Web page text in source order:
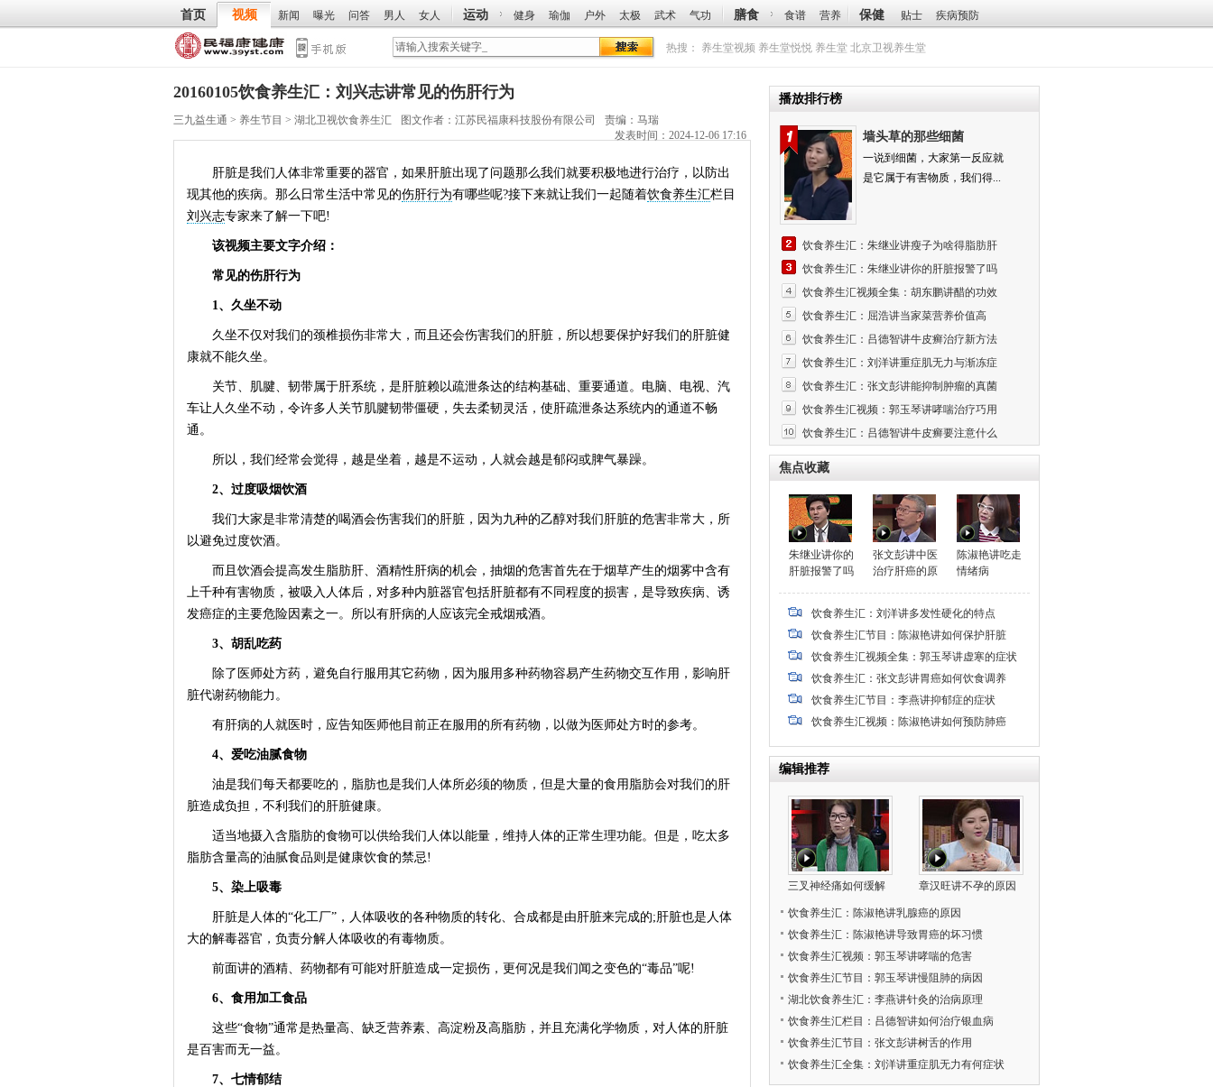
首页 视频 新闻 曝光 问答 男人 女人 运动 健身 瑜伽 户外 太极 武术 气功 膳食 食谱 营养 保健 贴士 疾病预防
热搜： 养生堂视频 养生堂悦悦 养生堂 北京卫视养生堂
20160105饮食养生汇：刘兴志讲常见的伤肝行为
三九益生通 > 养生节目 > 湖北卫视饮食养生汇 图文作者： 江苏民福康科技股份有限公司
责编：马瑞
发表时间：2024-12-06 17:16
肝脏是我们人体非常重要的器官，如果肝脏出现了问题那么我们就要积极地进行治疗，以防出
现其他的疾病。那么日常生活中常见的伤肝行为有哪些呢?接下来就让我们一起随着饮食养生汇栏目
刘兴志专家来了解一下吧!
该视频主要文字介绍：
常见的伤肝行为
1、久坐不动
久坐不仅对我们的颈椎损伤非常大，而且还会伤害我们的肝脏，所以想要保护好我们的肝脏健
康就不能久坐。
关节、肌腱、韧带属于肝系统，是肝脏赖以疏泄条达的结构基础、重要通道。电脑、电视、汽
车让人久坐不动，令许多人关节肌腱韧带僵硬，失去柔韧灵活，使肝疏泄条达系统内的通道不畅
通。
所以，我们经常会觉得，越是坐着，越是不运动，人就会越是郁闷或脾气暴躁。
2、过度吸烟饮酒
我们大家是非常清楚的喝酒会伤害我们的肝脏，因为九种的乙醇对我们肝脏的危害非常大，所
以避免过度饮酒。
而且饮酒会提高发生脂肪肝、酒精性肝病的机会，抽烟的危害首先在于烟草产生的烟雾中含有
上千种有害物质，被吸入人体后，对多种内脏器官包括肝脏都有不同程度的损害，是导致疾病、诱
发癌症的主要危险因素之一。所以有肝病的人应该完全戒烟戒酒。
3、胡乱吃药
除了医师处方药，避免自行服用其它药物，因为服用多种药物容易产生药物交互作用，影响肝
脏代谢药物能力。
有肝病的人就医时，应告知医师他目前正在服用的所有药物，以做为医师处方时的参考。
4、爱吃油腻食物
油是我们每天都要吃的，脂肪也是我们人体所必须的物质，但是大量的食用脂肪会对我们的肝
脏造成负担，不利我们的肝脏健康。
适当地摄入含脂肪的食物可以供给我们人体以能量，维持人体的正常生理功能。但是，吃太多
脂肪含量高的油腻食品则是健康饮食的禁忌!
5、染上吸毒
肝脏是人体的“化工厂”，人体吸收的各种物质的转化、合成都是由肝脏来完成的;肝脏也是人体
大的解毒器官，负责分解人体吸收的有毒物质。
前面讲的酒精、药物都有可能对肝脏造成一定损伤，更何况是我们闻之变色的“毒品”呢!
6、食用加工食品
这些“食物”通常是热量高、缺乏营养素、高淀粉及高脂肪，并且充满化学物质，对人体的肝脏
是百害而无一益。
7、七情郁结
播放排行榜
墙头草的那些细菌
一说到细菌，大家第一反应就
是它属于有害物质，我们得...
饮食养生汇：朱继业讲瘦子为啥得脂肪肝
饮食养生汇：朱继业讲你的肝脏报警了吗
饮食养生汇视频全集：胡东鹏讲醋的功效
饮食养生汇：屈浩讲当家菜营养价值高
饮食养生汇：吕德智讲牛皮癣治疗新方法
饮食养生汇：刘洋讲重症肌无力与渐冻症
饮食养生汇：张文彭讲能抑制肿瘤的真菌
饮食养生汇视频：郭玉琴讲哮喘治疗巧用
药
饮食养生汇：吕德智讲牛皮癣要注意什么
焦点收藏
朱继业讲你的
肝脏报警了吗
张文彭讲中医
治疗肝癌的原
陈淑艳讲吃走
情绪病
饮食养生汇：刘洋讲多发性硬化的特点
饮食养生汇节目：陈淑艳讲如何保护肝脏
饮食养生汇视频全集：郭玉琴讲虚寒的症状
饮食养生汇：张文彭讲胃癌如何饮食调养
饮食养生汇节目：李燕讲抑郁症的症状
饮食养生汇视频：陈淑艳讲如何预防肺癌
编辑推荐
三叉神经痛如何缓解 章汉旺讲不孕的原因
饮食养生汇：陈淑艳讲乳腺癌的原因
饮食养生汇：陈淑艳讲导致胃癌的坏习惯
饮食养生汇视频：郭玉琴讲哮喘的危害
饮食养生汇节目：郭玉琴讲慢阻肺的病因
湖北饮食养生汇：李燕讲针灸的治病原理
饮食养生汇栏目：吕德智讲如何治疗银血病
饮食养生汇节目：张文彭讲树舌的作用
饮食养生汇全集：刘洋讲重症肌无力有何症状